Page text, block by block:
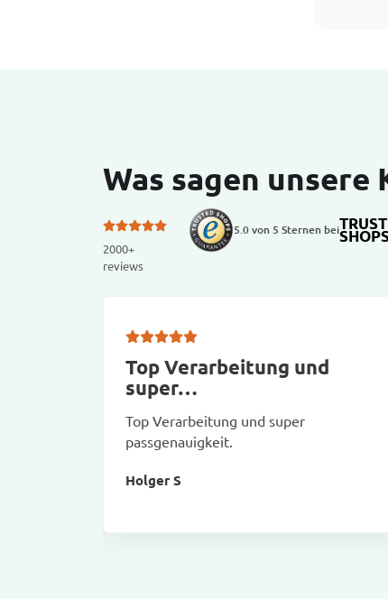
Was sagen unsere
2000+
reviews
5.0 von 5 Sternen bei
Top Verarbeitung und
super…
Top Verarbeitung und super
passgenauigkeit.
Holger S